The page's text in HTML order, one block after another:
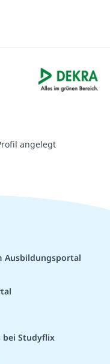
angelegt
Ausbildungsportal
bei Studyflix